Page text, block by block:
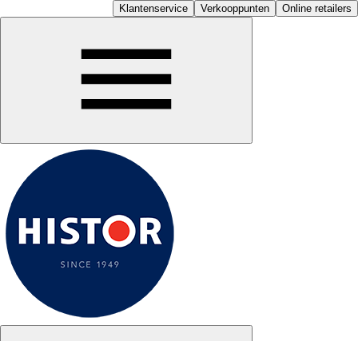
Klantenservice Verkooppunten Online retailers